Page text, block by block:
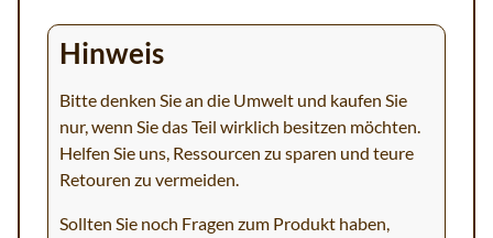
Hinweis
Bitte denken Sie an die Umwelt und kaufen Sie
nur, wenn Sie das Teil wirklich besitzen möchten.
Helfen Sie uns, Ressourcen zu sparen und teure
Retouren zu vermeiden.
Sollten Sie noch Fragen zum Produkt haben,